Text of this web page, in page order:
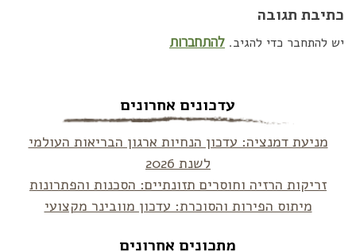
כתיבת תגובה
יש להתחבר כדי להגיב. להתחברות
עדכונים אחרונים
מניעת דמנציה: עדכון הנחיות ארגון הבריאות העולמי
לשנת 2026
זריקות הרזיה וחוסרים תזונתיים: הסכנות והפתרונות
מיתוס הפירות והסוכרת: עדכון מוובינר מקצועי
מתכונים אחרונים